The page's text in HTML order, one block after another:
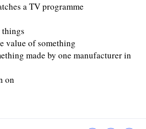
a TV programme
value of something
made by one manufacturer in
on